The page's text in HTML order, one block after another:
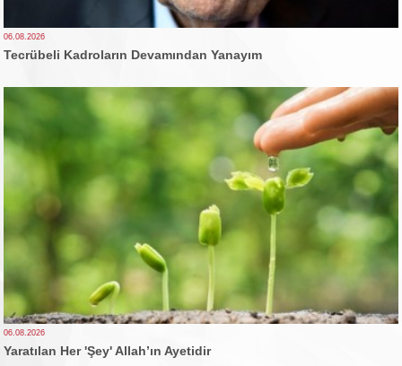
06.08.2026
Tecrübeli Kadroların Devamından Yanayım
06.08.2026
Yaratılan Her 'Şey' Allah’ın Ayetidir